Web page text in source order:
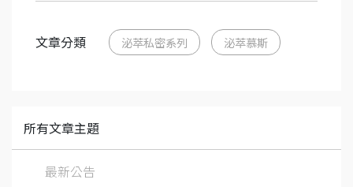
文章分類 泌萃私密系列 泌萃慕斯
所有文章主題
最新公告